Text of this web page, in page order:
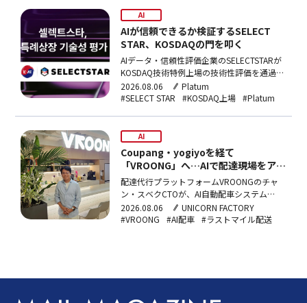
AI
AIが信頼できるか検証するSELECT
STAR、KOSDAQの門を叩く
AIデータ・信頼性評価企業のSELECTSTARが
KOSDAQ技術特例上場の技術性評価を通過し
た。AI信頼性評価を核心事業とする韓国内企
業として初の突破で、年内に上場予備審査を
2026.08.06
Platum
#SELECT STAR
#KOSDAQ上場 #Platum
AI
Coupang・yogiyoを経て
「VROONG」へ…AIで配達現場をアッ
プデート
配達代行プラットフォームVROONGのチャ
ン・スベクCTOが、AI自動配車システム
「VROONGプラス」による店舗到着時間
30%短縮の成果と、ラストマイルのサービス
2026.08.06
UNICORN FACTORY
#VROONG
#AI配車 #ラストマイル配送